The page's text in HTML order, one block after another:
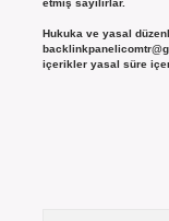
etmiş sayılırlar.
Hukuka ve yasal
içerikler yasal süre